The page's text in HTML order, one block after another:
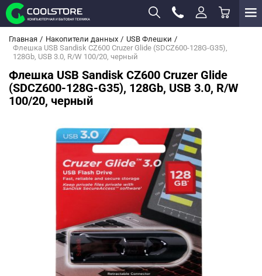
Главная Накопители данных
USB Флешки
Флешка USB Sandisk CZ600 Cruzer Glide (SDCZ600-128G-G35),
128Gb, USB 3.0, R/W 100/20, черный
Флешка USB Sandisk CZ600 Cruzer Glide
(SDCZ600-128G-G35), 128Gb, USB 3.0, R/W
100/20, черный